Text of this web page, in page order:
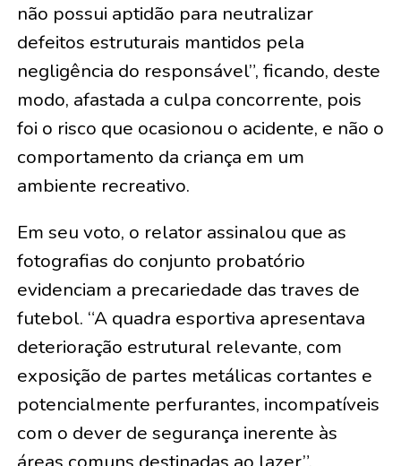
não possui aptidão para neutralizar
defeitos estruturais mantidos pela
negligência do responsável”, ficando, deste
modo, afastada a culpa concorrente, pois
foi o risco que ocasionou o acidente, e não o
comportamento da criança em um
ambiente recreativo.
Em seu voto, o relator assinalou que as
fotografias do conjunto probatório
evidenciam a precariedade das traves de
futebol. “A quadra esportiva apresentava
deterioração estrutural relevante, com
exposição de partes metálicas cortantes e
potencialmente perfurantes, incompatíveis
com o dever de segurança inerente às